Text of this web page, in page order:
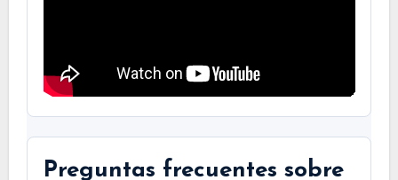
Preguntas frecuentes sobre